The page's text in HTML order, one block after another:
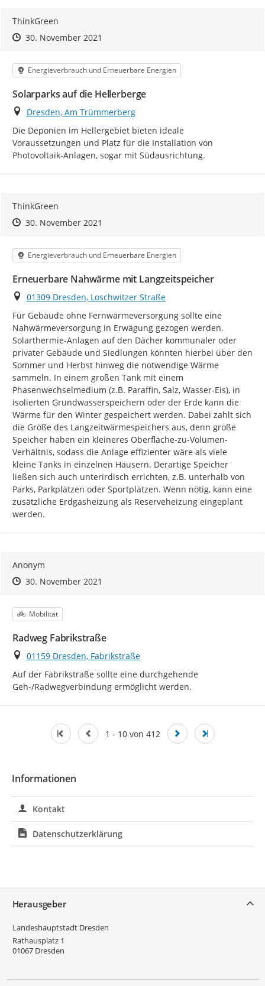
ThinkGreen
Zeitpunkt des Erstellens
Zeitpunkt des Erstellens
30. November 2021
Kategorie
Energieverbrauch und Erneuerbare Energien
Solarparks auf die Hellerberge
Ort
Dresden, Am Trümmerberg
Die Deponien im Hellergebiet bieten ideale
Voraussetzungen und Platz für die Installation von
Photovoltaik-Anlagen, sogar mit Südausrichtung.
ThinkGreen
Zeitpunkt des Erstellens
Zeitpunkt des Erstellens
30. November 2021
Kategorie
Energieverbrauch und Erneuerbare Energien
Erneuerbare Nahwärme mit Langzeitspeicher
Ort
01309 Dresden, Loschwitzer Straße
Für Gebäude ohne Fernwärmeversorgung sollte eine
Nahwärmeversorgung in Erwägung gezogen werden.
Solarthermie-Anlagen auf den Dächer kommunaler oder
privater Gebäude und Siedlungen könnten hierbei über den
Sommer und Herbst hinweg die notwendige Wärme
sammeln. In einem großen Tank mit einem
Phasenwechselmedium (z.B. Paraffin, Salz, Wasser-Eis), in
isolierten Grundwasserspeichern oder der Erde kann die
Wärme für den Winter gespeichert werden. Dabei zahlt sich
die Größe des Langzeitwärmespeichers aus, denn große
Speicher haben ein kleineres Oberfläche-zu-Volumen-
Verhältnis, sodass die Anlage effizienter wäre als viele
kleine Tanks in einzelnen Häusern. Derartige Speicher
ließen sich auch unterirdisch errichten, z.B. unterhalb von
Parks, Parkplätzen oder Sportplätzen. Wenn nötig, kann eine
zusätzliche Erdgasheizung als Reserveheizung eingeplant
werden.
Anonym
Zeitpunkt des Erstellens
Zeitpunkt des Erstellens
30. November 2021
Kategorie
Mobilität
Radweg Fabrikstraße
Ort
01159 Dresden, Fabrikstraße
Auf der Fabrikstraße sollte eine durchgehende
Geh-/Radwegverbindung ermöglicht werden.
1 - 10 von 412
Informationen
Kontakt
Datenschutzerklärung
Herausgeber
Landeshauptstadt Dresden
Rathausplatz 1
01067 Dresden